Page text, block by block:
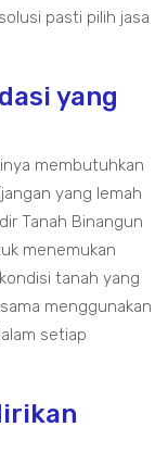
pasti pilih jasa
yang
membutuhkan
yang lemah
Tanah Binangun
menemukan
tanah yang
menggunakan
setiap